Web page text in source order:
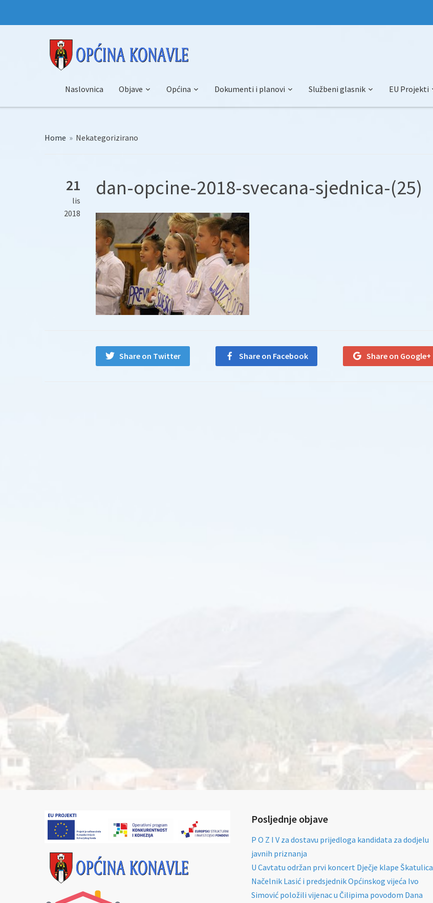
Naslovnica Objave Općina Dokumenti i planovi Službeni glasnik EU Projekti
Home » Nekategorizirano
21
lis
2018
dan-opcine-2018-svecana-sjednica-(25)
Share on Twitter Share on Facebook Share on Google+
Posljednje objave
P O Z I V za dostavu prijedloga kandidata za dodjelu
javnih priznanja
U Cavtatu održan prvi koncert Dječje klape Škatulica
Načelnik Lasić i predsjednik Općinskog vijeća Ivo
Simović položili vijenac u Čilipima povodom Dana